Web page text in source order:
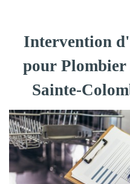
Intervention
pour Plombier
Sainte-